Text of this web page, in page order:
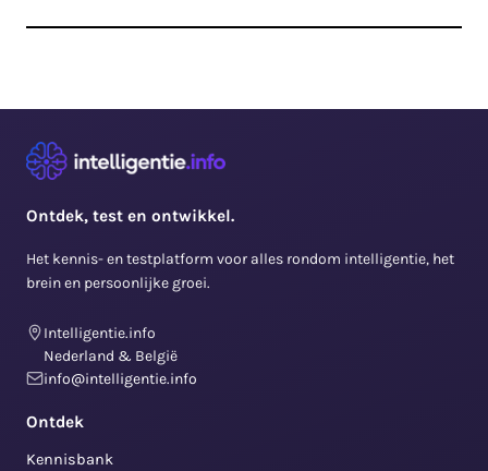
Ontdek, test en ontwikkel.
Het kennis- en testplatform voor alles rondom intelligentie, het
brein en persoonlijke groei.
Intelligentie.info
Nederland & België
info@intelligentie.info
Ontdek
Kennisbank